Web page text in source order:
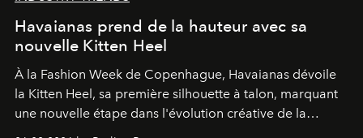
Havaianas prend de la hauteur avec sa
nouvelle Kitten Heel
À la Fashion Week de Copenhague, Havaianas dévoile
la Kitten Heel, sa première silhouette à talon, marquant
une nouvelle étape dans l'évolution créative de la